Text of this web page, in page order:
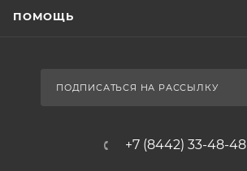
ПОМОЩЬ
ПОДПИСАТЬСЯ НА РАССЫЛКУ
+7 (8442) 33-48-48